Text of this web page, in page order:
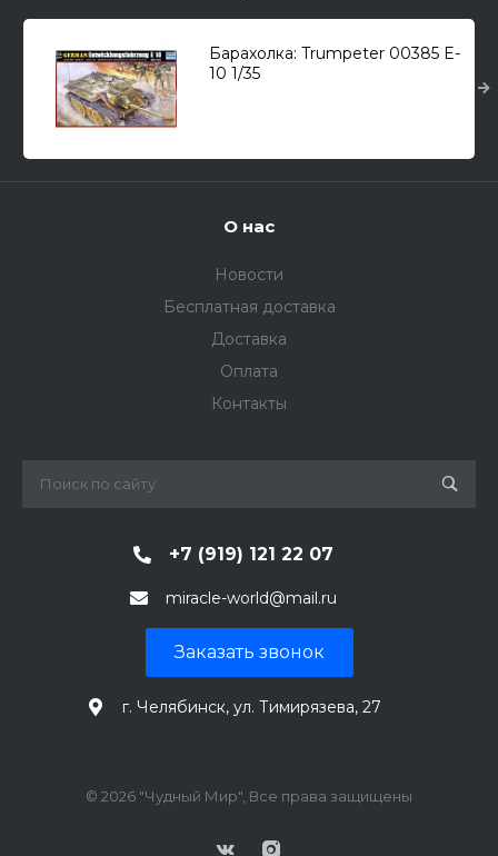
Барахолка: Trumpeter 00385 E-
10 1/35
О нас
Новости
Бесплатная доставка
Доставка
Оплата
Контакты
+7 (919) 121 22 07
miracle-world@mail.ru
Заказать звонок
г. Челябинск, ул. Тимирязева, 27
© 2026 "Чудный Мир", Все права защищены